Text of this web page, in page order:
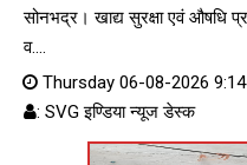
सोनभद्र। खाद्य सुरक्षा एवं औषधि
व....
Thursday 06-08-2026
: SVG इण्डिया न्यूज डेस्क